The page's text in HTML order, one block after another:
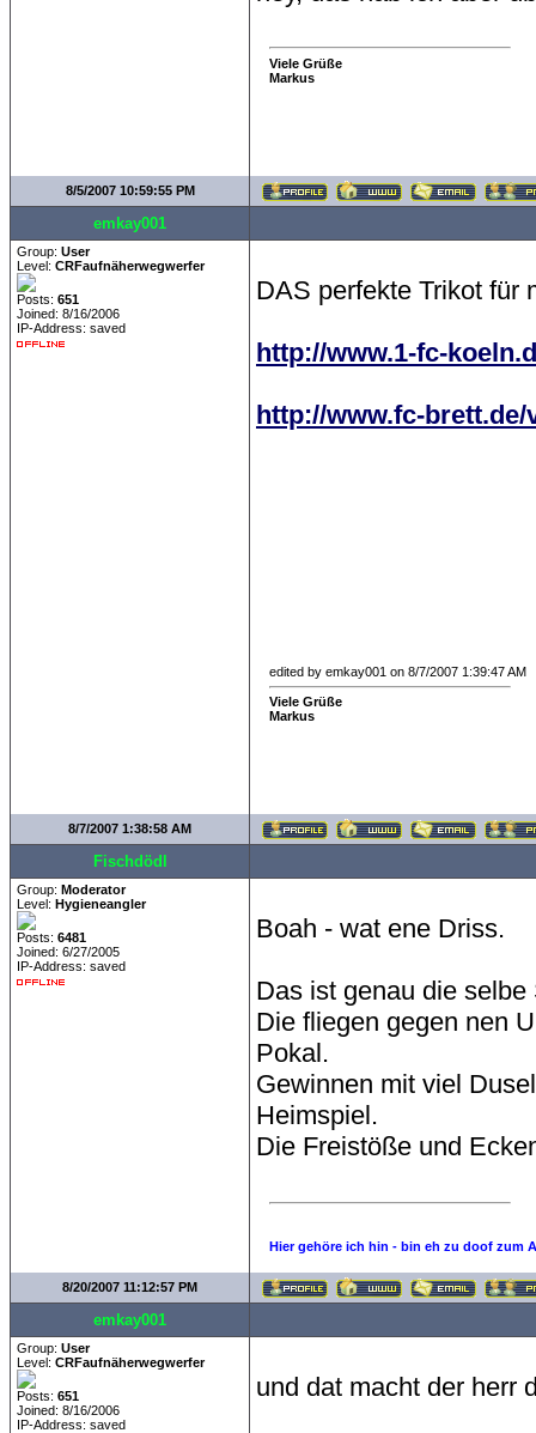
Viele Grüße
Markus
8/5/2007 10:59:55 PM
emkay001
Group: User
Level: CRFaufnäherwegwerfer
Posts: 651
Joined: 8/16/2006
IP-Address: saved
DAS perfekte Trikot für
http://www.1-fc-
http://www.fc-
edited by emkay001 on 8/7/2007 1:39:47 AM
Viele Grüße
Markus
8/7/2007 1:38:58 AM
Fischdödl
Group: Moderator
Level: Hygieneangler
Posts: 6481
Joined: 6/27/2005
IP-Address: saved
Boah - wat ene Driss.
Das ist genau die
Die fliegen gegen nen
Pokal.
Gewinnen mit viel
Heimspiel.
Die Freistöße und
Hier gehöre ich hin - bin eh zu doof zum
8/20/2007 11:12:57 PM
emkay001
Group: User
Level: CRFaufnäherwegwerfer
Posts: 651
Joined: 8/16/2006
IP-Address: saved
und dat macht der herr